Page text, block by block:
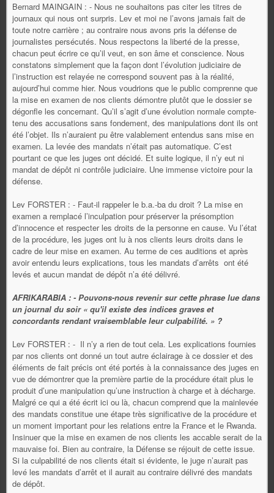
Bernard MAINGAIN : - Nous ne souhaitons pas citer les titres de
journaux qui nous ont surpris. Lev et moi ne l’avons jamais fait de
toute notre carrière ; au contraire nous avons pris la défense de
journalistes persécutés. Nous respectons la liberté de la presse,
chacun peut écrire ce qu’il veut, en son âme et conscience. Nous
constatons simplement que la façon dont l’évolution judiciaire de
l’instruction est relayée ne correspond souvent pas à la réalité,
aujourd’hui comme hier. Nous voudrions que le public comprenne que
la mise en examen de nos clients démontre plutôt que le dossier se
dégonfle les concernant. Qu’il s’agit d’une évolution normale compte-
tenu des accusations sans fondement, des manipulations dont ils ont
été l’objet. Ils n’auraient pu être valablement entendus sans mise en
examen. La levée des mandats n’était pas automatique. C’est
pourtant ce que les juges ont décidé. Et suite logique, il n’y eut ni
mandat de dépôt ni contrôle judiciaire. Une immense victoire pour la
défense.
Lev FORSTER : - Faut-il rappeler le b.a.-ba du droit ? La mise en
examen a remplacé l’inculpation pour préserver la présomption
d’innocence et respecter les droits de la personne en cause. Vu l’état
de la procédure, les juges ont lu à nos clients leurs droits dans le
cadre de leur mise en examen. Au terme de ces auditions et après
avoir entendu leurs explications, tous les mandats d’arrêts ont été
levés et aucun mandat de dépôt n’a été délivré.
AFRIKARABIA : - Pouvons-nous revenir sur cette phrase lue dans
un journal du soir « qu'il existe des indices graves et
concordants rendant vraisemblable leur culpabilité. » ?
Lev FORSTER : - Il n’y a rien de tout cela. Les explications fournies
par nos clients ont donné un tout autre éclairage à ce dossier et des
éléments de fait précis ont été portés à la connaissance des juges en
vue de démontrer que la première partie de la procédure était plus le
produit d’une manipulation qu’une instruction à charge et à décharge.
Malgré ce qui a été écrit ici ou là, chacun comprend que la mainlevée
des mandats constitue une étape très significative de la procédure et
un moment important pour les relations entre la France et le Rwanda.
Insinuer que la mise en examen de nos clients les accable serait de la
mauvaise foi. Bien au contraire, la Défense se réjouit de cette issue.
Si la culpabilité de nos clients était si évidente, le juge n’aurait pas
levé les mandats d’arrêt et il aurait au contraire délivré des mandats
de dépôt.